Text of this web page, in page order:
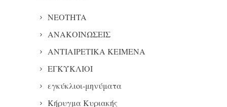
NEOTHTA
ΑΝΑΚΟΙΝΩΣΕΙΣ
ΑΝΤΙΑΙΡΕΤΙΚΑ ΚΕΙΜΕΝΑ
ΕΓΚΥΚΛΙΟΙ
εγκύκλιοι-μηνύματα
Κήρυγμα Κυριακής